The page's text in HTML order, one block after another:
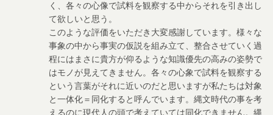
く、各々の心像で試料を観察する中からそれを引き出し
て欲しいと思う。
このような評価をいただき大変感謝しています。様々な
事象の中から事実の仮説を組み立て、整合させていく過
程にはまさに貴方が仰るような知識優先の高みの姿勢で
はモノが見えてきません。各々の心象で試料を観察する
という言葉がそれに近いのだと思いますが私たちは対象
と一体化＝同化すると呼んでいます。縄文時代の事を考
えるのに現代人の頭で考えていては同化できません。縄